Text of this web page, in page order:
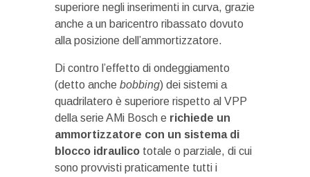
superiore negli inserimenti in curva, grazie
anche a un baricentro ribassato dovuto
alla posizione dell’ammortizzatore.
Di contro l’effetto di ondeggiamento
(detto anche bobbing) dei sistemi a
quadrilatero è superiore rispetto al VPP
della serie AMi Bosch e richiede un
ammortizzatore con un sistema di
blocco idraulico totale o parziale, di cui
sono provvisti praticamente tutti i